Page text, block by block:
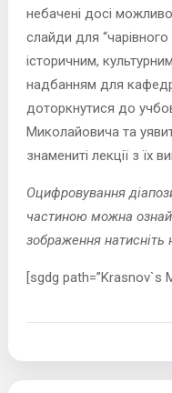
небачені досі
слайди для
історичним,
надбанням для
доторкнутися до
Миколайовича та
знамениті лекції з їх
Оцифровування
частиною можна
зображення натисніть
[sgdg path=”Krasnov`s